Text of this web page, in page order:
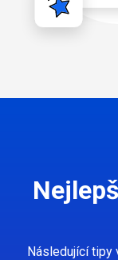
Následující tipy